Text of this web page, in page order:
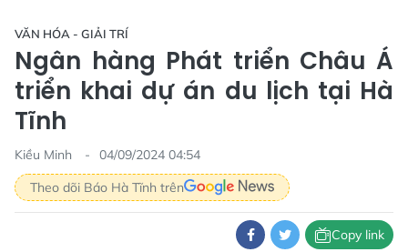
VĂN HÓA - GIẢI TRÍ
Ngân hàng Phát triển Châu Á
triển khai dự án du lịch tại Hà
Tĩnh
Kiều Minh
04/09/2024 04:54
Theo dõi Báo Hà Tĩnh trên
Copy link